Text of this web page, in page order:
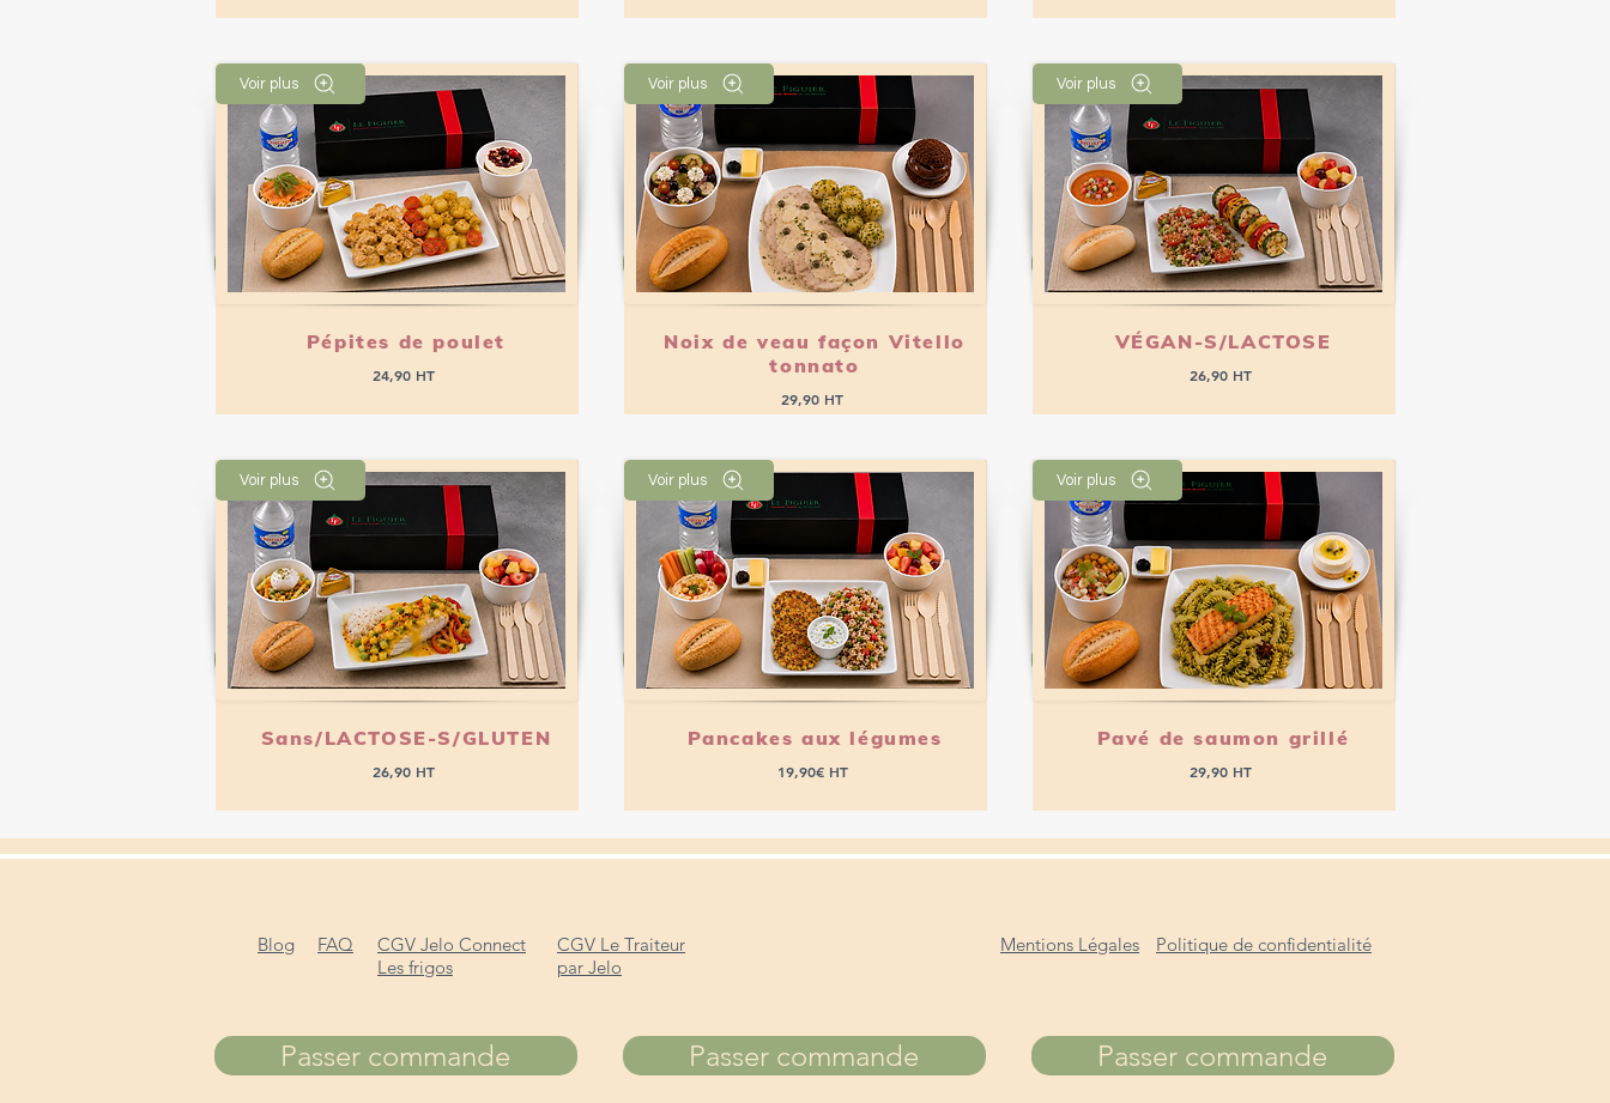
Passer commande
Voir plus
Pépites de poulet
24,90 HT
Passer commande
Voir plus
Sans/LACTOSE-S/GLUTEN
26,90 HT
Passer commande
Passer commande
Voir plus
Noix de veau façon Vitello
tonnato
29,90 HT
Passer commande
Voir plus
Pancakes aux légumes
19,90€ HT
Passer commande
Passer commande
Voir plus
VÉGAN-S/LACTOSE
26,90 HT
Passer commande
Voir plus
Pavé de saumon grillé
29,90 HT
Passer commande
Blog FAQ
CGV Jelo Connect
Les frigos
CGV Le Traiteur
par Jelo
Mentions Légales Politique de confidentialité